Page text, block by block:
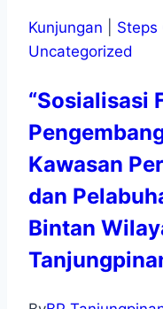
Kunjungan Steps
Uncategorized
“Sosialisasi
Kawasan
dan
Bintan